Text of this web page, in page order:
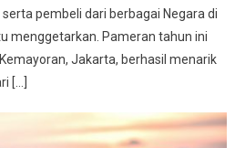
pembeli dari berbagai Negara di
menggetarkan. Pameran tahun ini
Jakarta, berhasil menarik
[…]